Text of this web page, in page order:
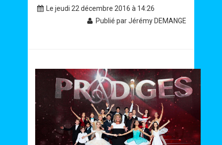
Le jeudi 22 décembre 2016 à 14:26
Publié par Jérémy DEMANGE